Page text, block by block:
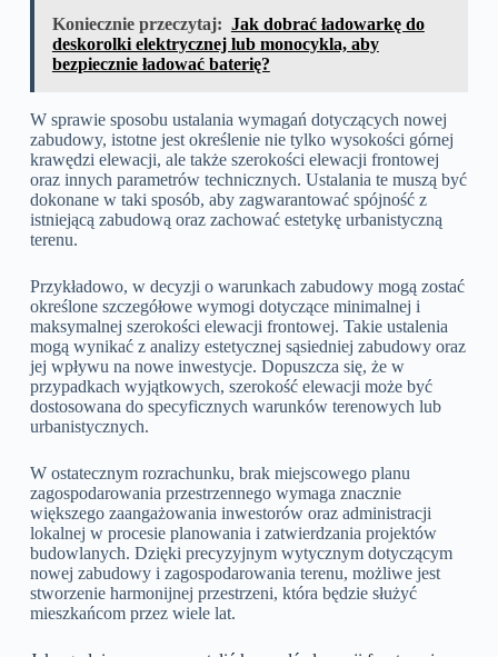
Koniecznie przeczytaj: Jak dobrać ładowarkę do
deskorolki elektrycznej lub monocykla, aby
bezpiecznie ładować baterię?
W sprawie sposobu ustalania wymagań dotyczących nowej
zabudowy, istotne jest określenie nie tylko wysokości górnej
krawędzi elewacji, ale także szerokości elewacji frontowej
oraz innych parametrów technicznych. Ustalania te muszą być
dokonane w taki sposób, aby zagwarantować spójność z
istniejącą zabudową oraz zachować estetykę urbanistyczną
terenu.
Przykładowo, w decyzji o warunkach zabudowy mogą zostać
określone szczegółowe wymogi dotyczące minimalnej i
maksymalnej szerokości elewacji frontowej. Takie ustalenia
mogą wynikać z analizy estetycznej sąsiedniej zabudowy oraz
jej wpływu na nowe inwestycje. Dopuszcza się, że w
przypadkach wyjątkowych, szerokość elewacji może być
dostosowana do specyficznych warunków terenowych lub
urbanistycznych.
W ostatecznym rozrachunku, brak miejscowego planu
zagospodarowania przestrzennego wymaga znacznie
większego zaangażowania inwestorów oraz administracji
lokalnej w procesie planowania i zatwierdzania projektów
budowlanych. Dzięki precyzyjnym wytycznym dotyczącym
nowej zabudowy i zagospodarowania terenu, możliwe jest
stworzenie harmonijnej przestrzeni, która będzie służyć
mieszkańcom przez wiele lat.